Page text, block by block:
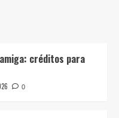
créditos para
0